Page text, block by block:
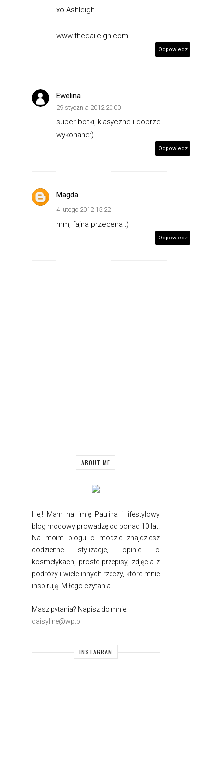
xo Ashleigh
www.thedaileigh.com
Odpowiedz
Ewelina
29 stycznia 2012 20:00
super botki, klasyczne i dobrze
wykonane:)
Odpowiedz
Magda
4 lutego 2012 15:22
mm, fajna przecena :)
Odpowiedz
ABOUT ME
Hej! Mam na imię Paulina i
lifestylowy
blog modowy prowadzę od ponad 10 lat.
Na moim blogu o modzie znajdziesz
codzienne stylizacje, opinie o
kosmetykach, proste przepisy, zdjęcia z
podróży i wiele innych rzeczy, które mnie
inspirują. Miłego czytania!
Masz pytania? Napisz do mnie:
daisyline@wp.pl
INSTAGRAM